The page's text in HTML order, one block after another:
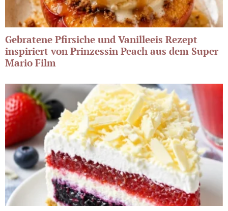
Gebratene Pfirsiche und Vanilleeis Rezept
inspiriert von Prinzessin Peach aus dem Super
Mario Film